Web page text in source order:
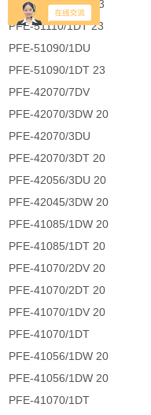
PFE-51110/1DU 23
PFE-51110/1DT 23
PFE-51090/1DU
PFE-51090/1DT 23
PFE-42070/7DV
PFE-42070/3DW 20
PFE-42070/3DU
PFE-42070/3DT 20
PFE-42056/3DU 20
PFE-42045/3DW 20
PFE-41085/1DW 20
PFE-41085/1DT 20
PFE-41070/2DV 20
PFE-41070/2DT 20
PFE-41070/1DV 20
PFE-41070/1DT
PFE-41056/1DW 20
PFE-41056/1DW 20
PFE-41070/1DT